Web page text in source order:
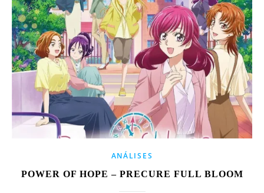
ANÁLISES
POWER OF HOPE – PRECURE FULL BLOOM